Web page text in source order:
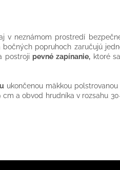
v neznámom prostredí
popruhoch zaručujú
postrojipevné zapínanie,ktoré
ukončenou mäkkou polstrovanou
a obvod hrudníka v rozsahu